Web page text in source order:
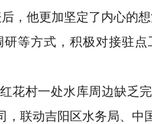
，他更加坚定了内心的想
等方式，积极对接驻
花村一处水库周边缺乏
联动吉阳区水务局、中